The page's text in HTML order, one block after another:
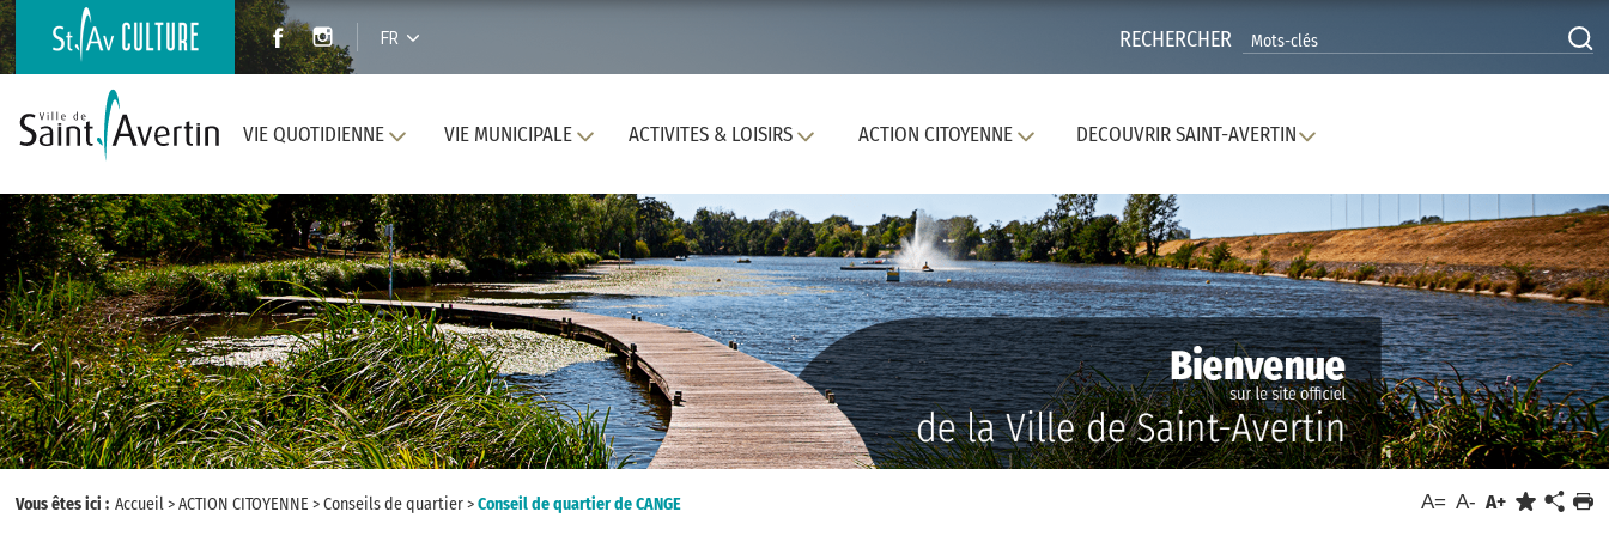
FR RECHERCHER
VIE QUOTIDIENNE VIE MUNICIPALE ACTIVITES & LOISIRS ACTION CITOYENNE DECOUVRIR SAINT-AVERTIN
Vous êtes ici : Accueil>ACTION CITOYENNE >Conseils de quartier>Conseil de quartier de CANGE A= A- A+